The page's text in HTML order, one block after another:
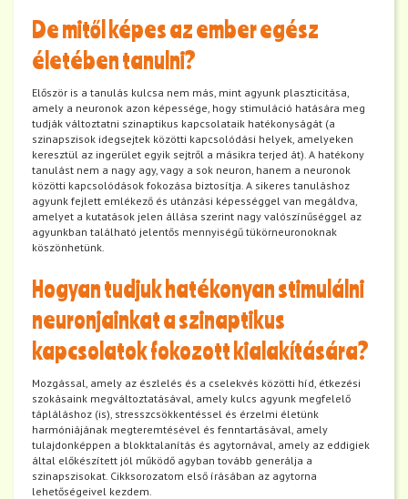
De mitől képes az ember egész
életében tanulni?
Először is a tanulás kulcsa nem más, mint agyunk plaszticitása,
amely a neuronok azon képessége, hogy stimuláció hatására meg
tudják változtatni szinaptikus kapcsolataik hatékonyságát (a
szinapszisok idegsejtek közötti kapcsolódási helyek, amelyeken
keresztül az ingerület egyik sejtről a másikra terjed át). A hatékony
tanulást nem a nagy agy, vagy a sok neuron, hanem a neuronok
közötti kapcsolódások fokozása biztosítja. A sikeres tanuláshoz
agyunk fejlett emlékező és utánzási képességgel van megáldva,
amelyet a kutatások jelen állása szerint nagy valószínűséggel az
agyunkban található jelentős mennyiségű tükörneuronoknak
köszönhetünk.
Hogyan tudjuk hatékonyan stimulálni
neuronjainkat a szinaptikus
kapcsolatok fokozott kialakítására?
Mozgással, amely az észlelés és a cselekvés közötti híd, étkezési
szokásaink megváltoztatásával, amely kulcs agyunk megfelelő
tápláláshoz (is), stresszcsökkentéssel és érzelmi életünk
harmóniájának megteremtésével és fenntartásával, amely
tulajdonképpen a blokktalanítás és agytornával, amely az eddigiek
által előkészített jól működő agyban tovább generálja a
szinapszisokat. Cikksorozatom első írásában az agytorna
lehetőségeivel kezdem.